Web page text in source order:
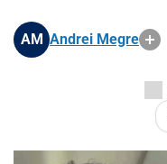
AM Andrei Megre